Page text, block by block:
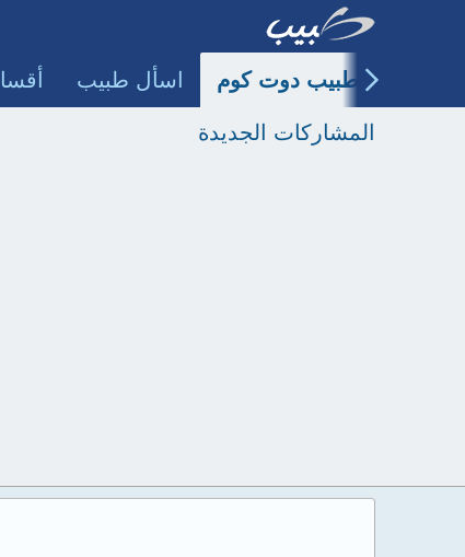
طبيب دوت كوم اسأل طبيب
المشاركات الجديدة